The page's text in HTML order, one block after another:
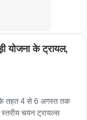
योजना के ट्रायल,
के तहत 4 से 6 अगस्त तक
स्तरीय चयन ट्रायल्स